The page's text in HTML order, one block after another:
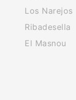
Los Narejos
Ribadesella
El Masnou